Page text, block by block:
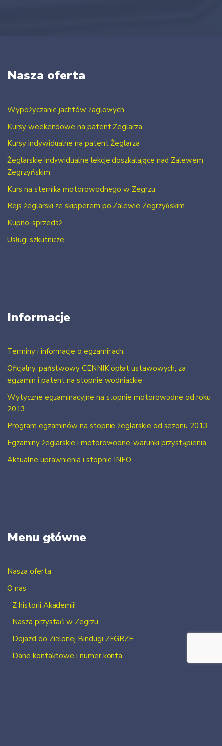
Nasza oferta
Wypożyczanie jachtów żaglowych
Kursy weekendowe na patent Żeglarza
Kursy indywidualne na patent Żeglarza
Żeglarskie indywidualne lekcje doszkalające nad Zalewem
Zegrzyńskim
Kurs na sternika motorowodnego w Zegrzu
Rejs żeglarski ze skipperem po Zalewie Zegrzyńskim
Kupno-sprzedaż
Usługi szkutnicze
Informacje
Terminy i informacje o egzaminach.
Oficjalny, państwowy CENNIK opłat ustawowych, za
egzamin i patent na stopnie wodniackie
Wytyczne egzaminacyjne na stopnie motorowodne od roku
2013
Program egzaminów na stopnie żeglarskie od sezonu 2013
Egzaminy żeglarskie i motorowodne-warunki przystąpienia
Aktualne uprawnienia i stopnie INFO
Menu główne
Nasza oferta
O nas
Z historii Akademii!
Nasza przystań w Zegrzu
Dojazd do Zielonej Bindugi ZEGRZE
Dane kontaktowe i numer konta.